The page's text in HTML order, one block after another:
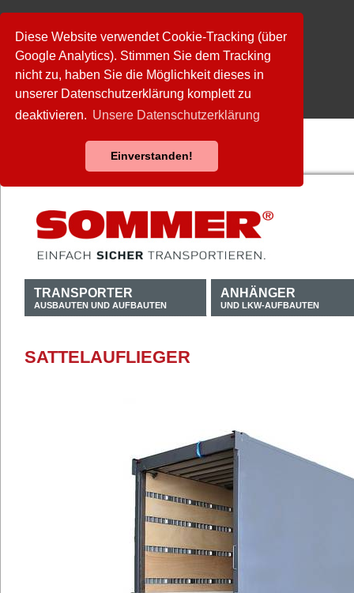
Diese Website verwendet Cookie-Tracking (über
Google Analytics). Stimmen Sie dem Tracking
nicht zu, haben Sie die Möglichkeit dieses in
unserer Datenschutzerklärung komplett zu
deaktivieren. Unsere Datenschutzerklärung
Einverstanden!
TRANSPORTER
AUSBAUTEN UND AUFBAUTEN
ANHÄNGER
UND LKW-AUFBAUTEN
SATTELAUFLIEGER